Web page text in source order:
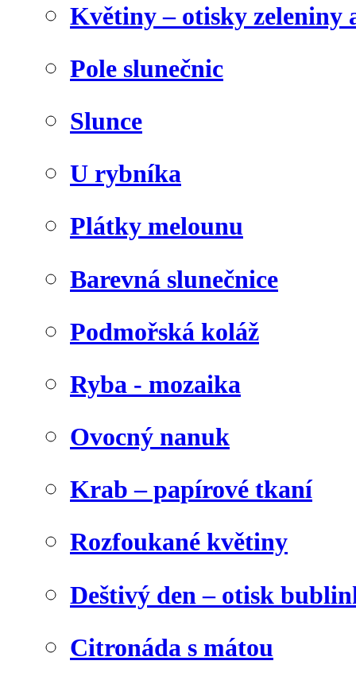
Květiny – otisky zeleniny
Pole slunečnic
Slunce
U rybníka
Plátky melounu
Barevná slunečnice
Podmořská koláž
Ryba - mozaika
Ovocný nanuk
Krab – papírové tkaní
Rozfoukané květiny
Deštivý den – otisk
Citronáda s mátou